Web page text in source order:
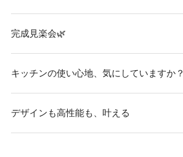
完成見楽会🌿
キッチンの使い心地、気にしていますか？
デザインも高性能も、叶える